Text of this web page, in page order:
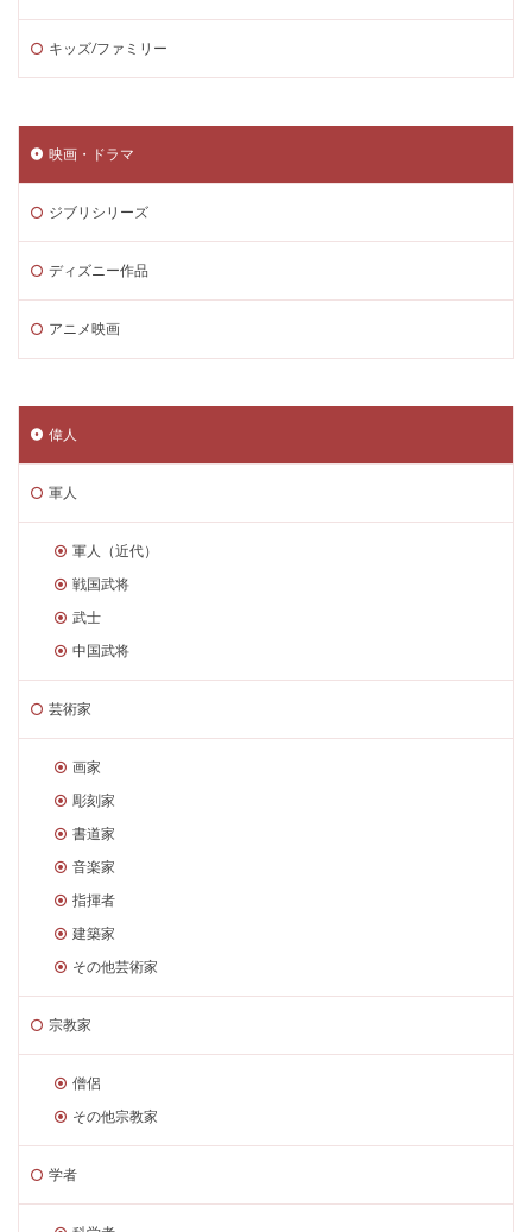
キッズ/ファミリー
映画・ドラマ
ジブリシリーズ
ディズニー作品
アニメ映画
偉人
軍人
軍人（近代）
戦国武将
武士
中国武将
芸術家
画家
彫刻家
書道家
音楽家
指揮者
建築家
その他芸術家
宗教家
僧侶
その他宗教家
学者